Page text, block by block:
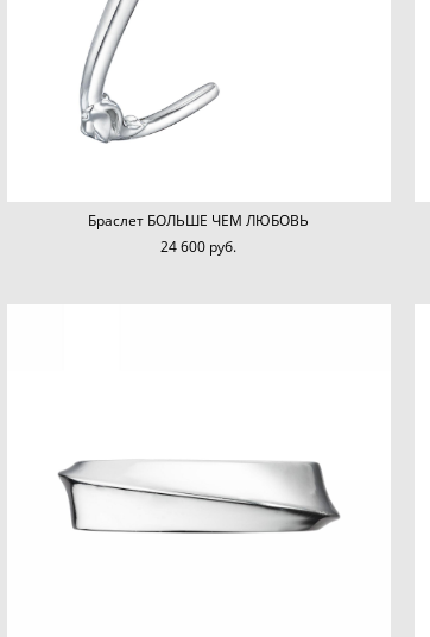
Браслет БОЛЬШЕ ЧЕМ ЛЮБОВЬ
24 600 pуб.